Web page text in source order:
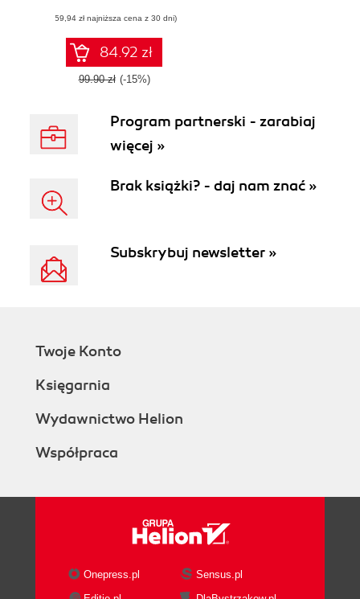
(59,94 zł najniższa cena z 30 dni)
84.92 zł
99.90 zł (-15%)
Program partnerski - zarabiaj
więcej »
Brak książki? - daj nam znać »
Subskrybuj newsletter »
Twoje Konto
Księgarnia
Wydawnictwo Helion
Współpraca
Onepress.pl
Sensus.pl